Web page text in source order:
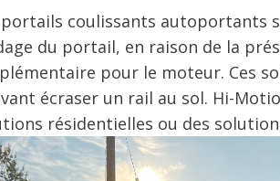
portails coulissants autoportants
du portail, en raison de la
pour le moteur. Ces
écraser un rail au sol. Hi-
résidentielles ou des